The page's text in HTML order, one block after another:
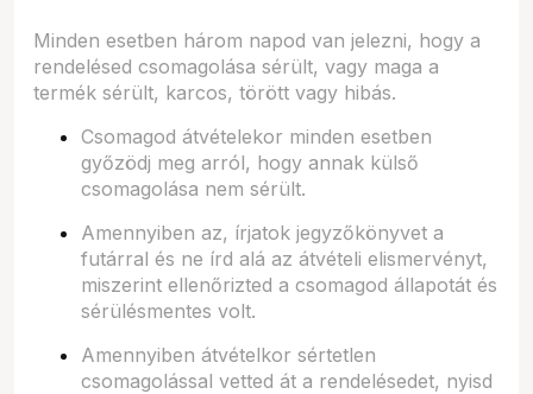
Minden esetben három napod van jelezni, hogy a
rendelésed csomagolása sérült, vagy maga a
termék sérült, karcos, törött vagy hibás.
Csomagod átvételekor minden esetben
győzödj meg arról, hogy annak külső
csomagolása nem sérült.
Amennyiben az, írjatok jegyzőkönyvet a
futárral és ne írd alá az átvételi elismervényt,
miszerint ellenőrizted a csomagod állapotát és
sérülésmentes volt.
Amennyiben átvételkor sértetlen
csomagolással vetted át a rendelésedet, nyisd